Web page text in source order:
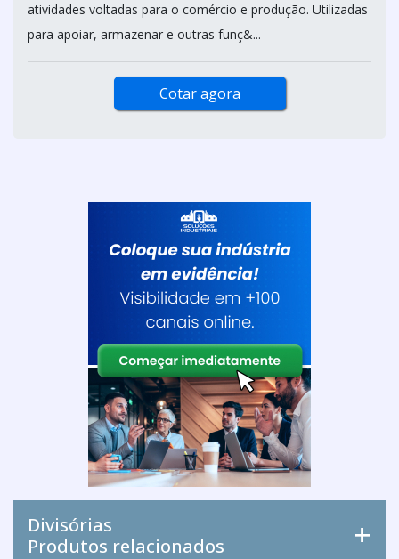
atividades voltadas para o comércio e produção. Utilizadas
para apoiar, armazenar e outras funç&...
Cotar agora
Divisórias
Produtos relacionados